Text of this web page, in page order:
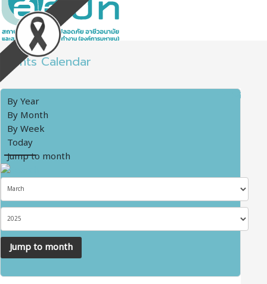
Events Calendar
By Year
By Month
By Week
Today
Jump to month
Jump to month